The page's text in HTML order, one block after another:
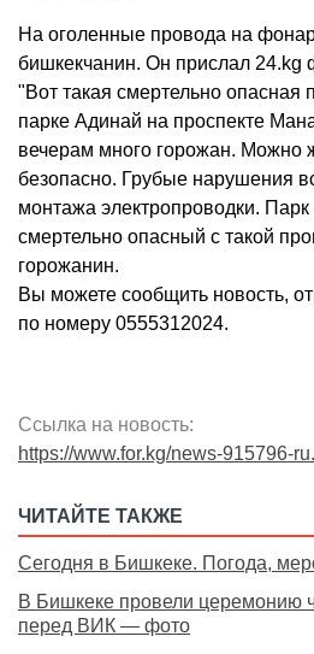
На оголенные провода на
бишкекчанин. Он прислал 24.kg
"Вот такая смертельно опасная
парке Адинай на проспекте
вечерам много горожан. Можно
безопасно. Грубые нарушения
монтажа электропроводки.
смертельно опасный с такой
горожанин.
Вы можете сообщить новость,
по номеру 0555312024.
Ссылка на новость:
https://www.for.kg/news-915796-
ЧИТАЙТЕ ТАКЖЕ
Сегодня в Бишкеке. Погода,
В Бишкеке провели церемонию
перед ВИК — фото